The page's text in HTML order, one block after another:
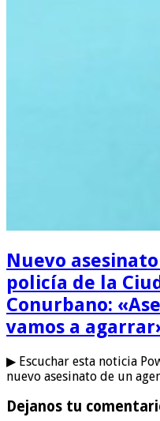
Nuevo
policía de la
Conurbano:
vamos a
▶ Escuchar esta noticia
nuevo asesinato de un
Dejanos tu